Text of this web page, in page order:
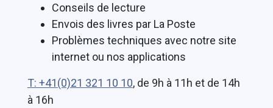
Conseils de lecture
Envois des livres par La Poste
Problèmes techniques avec notre site
internet ou nos applications
T: +41(0)21 321 10 10, de 9h à 11h et de 14h
à 16h